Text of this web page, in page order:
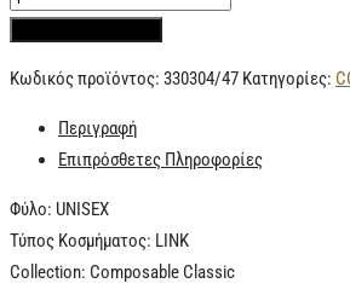
Κωδικός προϊόντος: 330304/47 Κατηγορίες:
Περιγραφή
Επιπρόσθετες Πληροφορίες
Φύλο: UNISEX
Τύπος Κοσμήματος: LINK
Collection: Composable Classic